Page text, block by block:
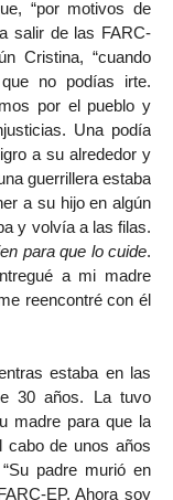
“por motivos de
salir de las FARC-
Cristina, “cuando
no podías irte.
por el pueblo y
Una podía
a su alrededor y
guerrillera estaba
a su hijo en algún
y volvía a las filas.
para que lo cuide.
a mi madre
reencontré con él
estaba en las
30 años. La tuvo
madre para que la
cabo de unos años
padre murió en
EP. Ahora soy